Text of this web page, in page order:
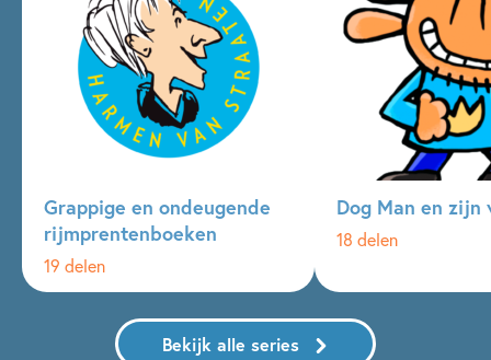
Grappige en ondeugende
rijmprentenboeken
19 delen
Dog Man en zijn
18 delen
Bekijk alle series